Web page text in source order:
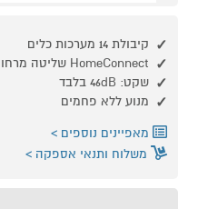
קיבולת 14 מערכות כלים
HomeConnect שליטה מרחוק
שקט: 46dB בלבד
מנוע ללא פחמים
מאפיינים נוספים
משלוח ותנאי אספקה